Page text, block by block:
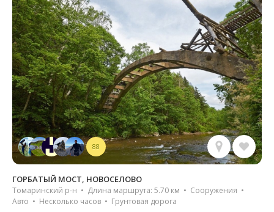
88
ГОРБАТЫЙ МОСТ, НОВОСЕЛОВО
Томаринский р-н • Длина маршрута: 5.70 км • Сооружения •
Авто • Несколько часов • Грунтовая дорога